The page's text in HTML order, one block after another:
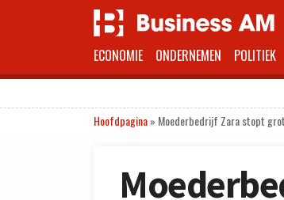
ECONOMIE ONDERNEMEN POLITIEK
Hoofdpagina» Moederbedrijf Zara stopt